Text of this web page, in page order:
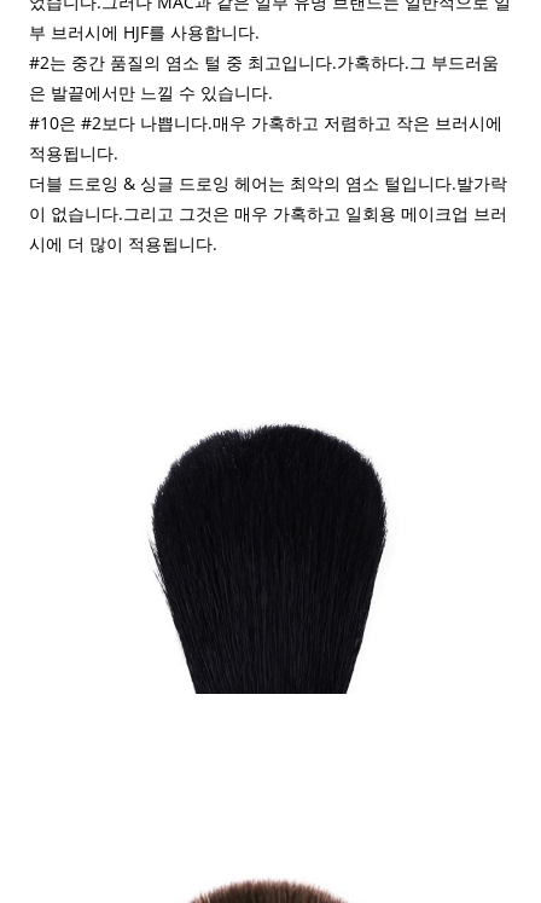
부 브러시에 HJF를 사용합니다.
#2는 중간 품질의 염소 털 중 최고입니다.가혹하다.그 부드러움
은 발끝에서만 느낄 수 있습니다.
#10은 #2보다 나쁩니다.매우 가혹하고 저렴하고 작은 브러시에
적용됩니다.
더블 드로잉 & 싱글 드로잉 헤어는 최악의 염소 털입니다.발가락
이 없습니다.그리고 그것은 매우 가혹하고 일회용 메이크업 브러
시에 더 많이 적용됩니다.